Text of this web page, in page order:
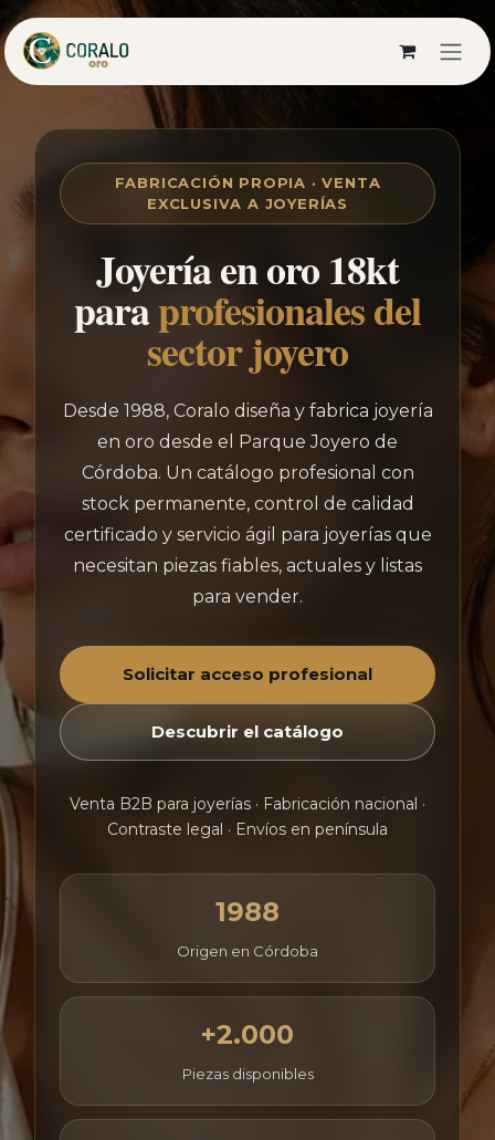
Ir al contenido
FABRICACIÓN PROPIA · VENTA
EXCLUSIVA A JOYERÍAS
Joyería en oro 18kt
paraprofesionales del
sector joyero
Desde 1988, Coralo diseña y fabrica joyería
en oro desde el Parque Joyero de
Córdoba. Un catálogo profesional con
stock permanente, control de calidad
certificado y servicio ágil para joyerías que
necesitan piezas fiables, actuales y listas
para vender.
Solicitar acceso profesional
Descubrir el catálogo
Venta B2B para joyerías · Fabricación nacional ·
Contraste legal · Envíos en península
1988
Origen en Córdoba
+2.000
Piezas disponibles